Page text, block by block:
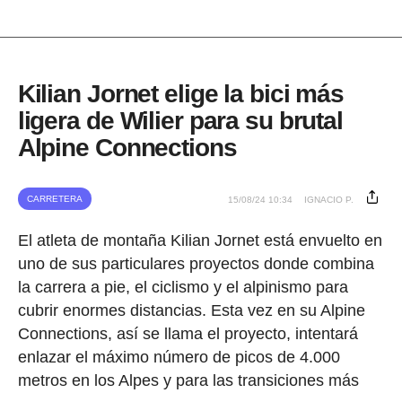
Kilian Jornet elige la bici más
ligera de Wilier para su brutal
Alpine Connections
CARRETERA 15/08/24 10:34 IGNACIO P.
El atleta de montaña Kilian Jornet está envuelto en
uno de sus particulares proyectos donde combina
la carrera a pie, el ciclismo y el alpinismo para
cubrir enormes distancias. Esta vez en su Alpine
Connections, así se llama el proyecto, intentará
enlazar el máximo número de picos de 4.000
metros en los Alpes y para las transiciones más